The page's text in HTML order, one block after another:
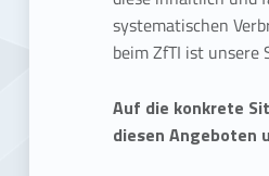
systematischen
beim ZfTI ist unsere
Auf die konkrete
diesen Angeboten